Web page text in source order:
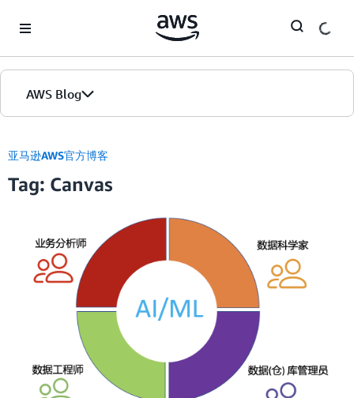
AWS Blog
首页
版本
亚马逊AWS官方博客
Tag: Canvas